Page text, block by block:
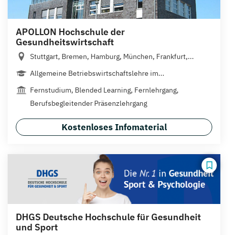
APOLLON Hochschule der
Gesundheitswirtschaft
Stuttgart, Bremen, Hamburg, München, Frankfurt,...
Allgemeine Betriebswirtschaftslehre im...
Fernstudium, Blended Learning, Fernlehrgang,
Berufsbegleitender Präsenzlehrgang
Kostenloses Infomaterial
DHGS Deutsche Hochschule für Gesundheit
und Sport